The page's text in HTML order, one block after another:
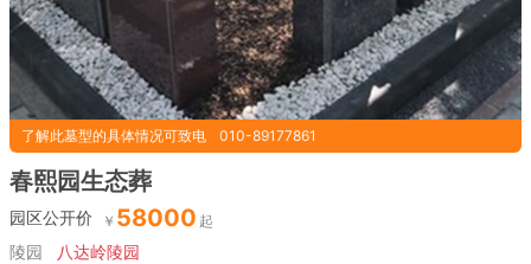
了解此墓型的具体情况可致电 010-89177861
春熙园生态葬
园区公开价 58000
陵园
八达岭陵园